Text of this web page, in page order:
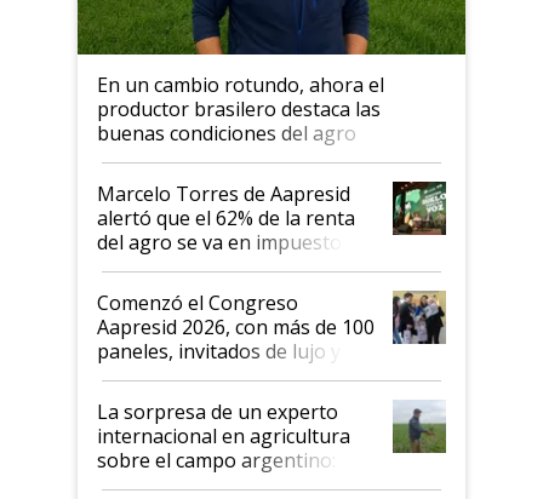
En un cambio rotundo, ahora el
productor brasilero destaca las
buenas condiciones del agro
argentino para invertir: "Los veo
más motivados"
Marcelo Torres de Aapresid
alertó que el 62% de la renta
del agro se va en impuestos:
"No es bueno que en
Argentina se sigan discutiendo
las mismas cosas de hace 50
años"
Comenzó el Congreso
Aapresid 2026, con más de 100
paneles, invitados de lujo y
todas las tendencias
La sorpresa de un experto
internacional en agricultura
sobre el campo argentino:
"Estoy muy impresionado"